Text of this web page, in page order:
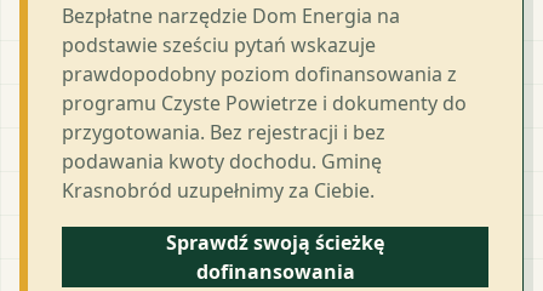
Bezpłatne narzędzie Dom Energia na
podstawie sześciu pytań wskazuje
prawdopodobny poziom dofinansowania z
programu Czyste Powietrze i dokumenty do
przygotowania. Bez rejestracji i bez
podawania kwoty dochodu. Gminę
Krasnobród uzupełnimy za Ciebie.
Sprawdź swoją ścieżkę
dofinansowania